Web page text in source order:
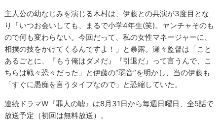
主人公の幼なじみを演じる木村は、伊藤との共演が3度目とな
り「いつお会いしても、まるで小学4年生(笑)。ヤンチャそのも
ので何も変わらない。今回だって、私の女性マネージャーに、
相撲の技をかけてくるんですよ！」と暴露。瀬々監督は「こと
あるごとに、『もう俺はダメだ』『引退だ』って言うんで、こ
ちらは戦々恐々だった」と伊藤の“弱音”を明かし、当の伊藤も
「すぐに愚痴を言うタイプなので」と恐縮していた。
連続ドラマW『罪人の嘘』は8月31日から毎週日曜日、全5話で
放送予定（初回は無料放送）。